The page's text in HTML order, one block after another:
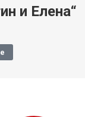
и Елена“